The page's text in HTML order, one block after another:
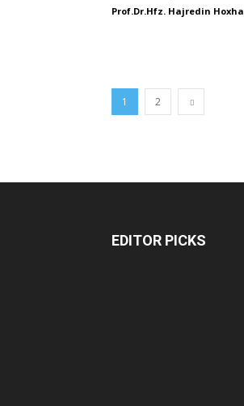
Prof.Dr.Hfz. Hajredin Hoxha
1 2
EDITOR PICKS